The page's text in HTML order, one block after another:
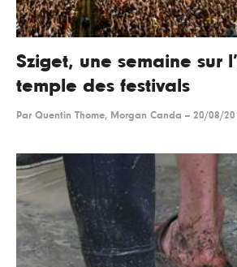
Sziget, une semaine sur
temple des festivals
Par Quentin Thome, Morgan Canda -- 20/08/